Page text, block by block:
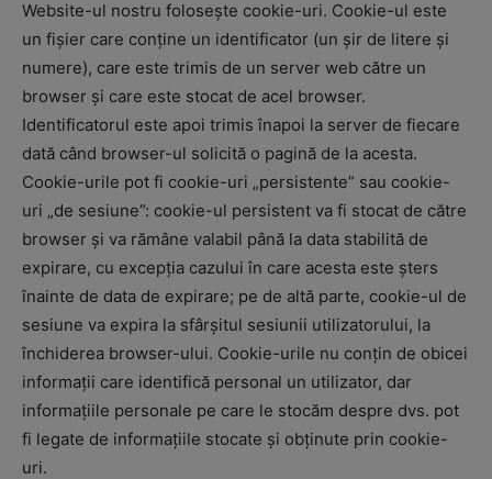
Website-ul nostru folosește cookie-uri. Cookie-ul este
un fișier care conține un identificator (un șir de litere și
numere), care este trimis de un server web către un
browser și care este stocat de acel browser.
Identificatorul este apoi trimis înapoi la server de fiecare
dată când browser-ul solicită o pagină de la acesta.
Cookie-urile pot fi cookie-uri „persistente” sau cookie-
uri „de sesiune”: cookie-ul persistent va fi stocat de către
browser și va rămâne valabil până la data stabilită de
expirare, cu excepția cazului în care acesta este șters
înainte de data de expirare; pe de altă parte, cookie-ul de
sesiune va expira la sfârșitul sesiunii utilizatorului, la
închiderea browser-ului. Cookie-urile nu conțin de obicei
informații care identifică personal un utilizator, dar
informațiile personale pe care le stocăm despre dvs. pot
fi legate de informațiile stocate și obținute prin cookie-
uri.